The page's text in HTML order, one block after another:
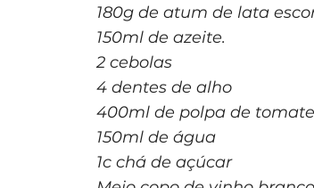
180g de atum de lata
150ml de azeite.
2 cebolas
4 dentes de alho
400ml de polpa de tomate
150ml de água
1c chá de açúcar